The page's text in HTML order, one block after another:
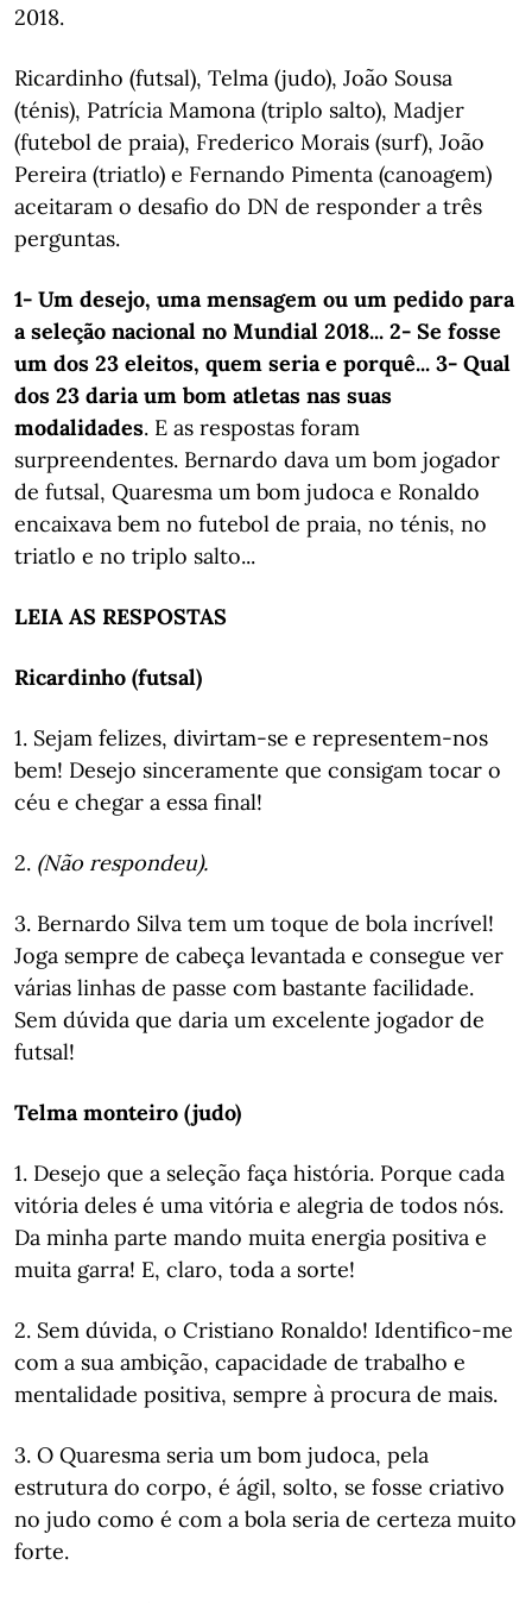
2018.
Ricardinho (futsal), Telma (judo), João Sousa
(ténis), Patrícia Mamona (triplo salto), Madjer
(futebol de praia), Frederico Morais (surf), João
Pereira (triatlo) e Fernando Pimenta (canoagem)
aceitaram o desafio do DN de responder a três
perguntas.
1- Um desejo, uma mensagem ou um pedido para
a seleção nacional no Mundial 2018... 2- Se fosse
um dos 23 eleitos, quem seria e porquê... 3- Qual
dos 23 daria um bom atletas nas suas
modalidades. E as respostas foram
surpreendentes. Bernardo dava um bom jogador
de futsal, Quaresma um bom judoca e Ronaldo
encaixava bem no futebol de praia, no ténis, no
triatlo e no triplo salto...
LEIA AS RESPOSTAS
Ricardinho (futsal)
1. Sejam felizes, divirtam-se e representem-nos
bem! Desejo sinceramente que consigam tocar o
céu e chegar a essa final!
2. (Não respondeu).
3. Bernardo Silva tem um toque de bola incrível!
Joga sempre de cabeça levantada e consegue ver
várias linhas de passe com bastante facilidade.
Sem dúvida que daria um excelente jogador de
futsal!
Telma monteiro (judo)
1. Desejo que a seleção faça história. Porque cada
vitória deles é uma vitória e alegria de todos nós.
Da minha parte mando muita energia positiva e
muita garra! E, claro, toda a sorte!
2. Sem dúvida, o Cristiano Ronaldo! Identifico-me
com a sua ambição, capacidade de trabalho e
mentalidade positiva, sempre à procura de mais.
3. O Quaresma seria um bom judoca, pela
estrutura do corpo, é ágil, solto, se fosse criativo
no judo como é com a bola seria de certeza muito
forte.